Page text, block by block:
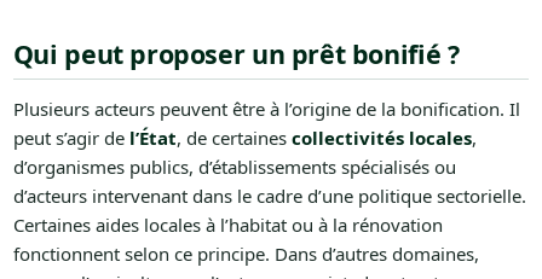
Qui peut proposer un prêt bonifié ?
Plusieurs acteurs peuvent être à l’origine de la bonification. Il
peut s’agir de l’État, de certaines collectivités locales,
d’organismes publics, d’établissements spécialisés ou
d’acteurs intervenant dans le cadre d’une politique sectorielle.
Certaines aides locales à l’habitat ou à la rénovation
fonctionnent selon ce principe. Dans d’autres domaines,